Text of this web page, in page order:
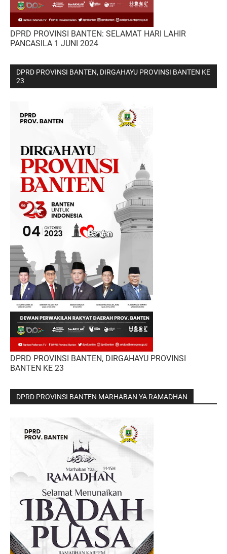
DPRD PROVINSI BANTEN: SELAMAT HARI LAHIR
PANCASILA 1 JUNI 2024
DPRD PROVINSI BANTEN, DIRGAHAYU PROVINSI BANTEN KE
23
DPRD PROVINSI BANTEN, DIRGAHAYU PROVINSI
BANTEN KE 23
DPRD PROVINSI BANTEN MARHABAN YA RAMADHAN